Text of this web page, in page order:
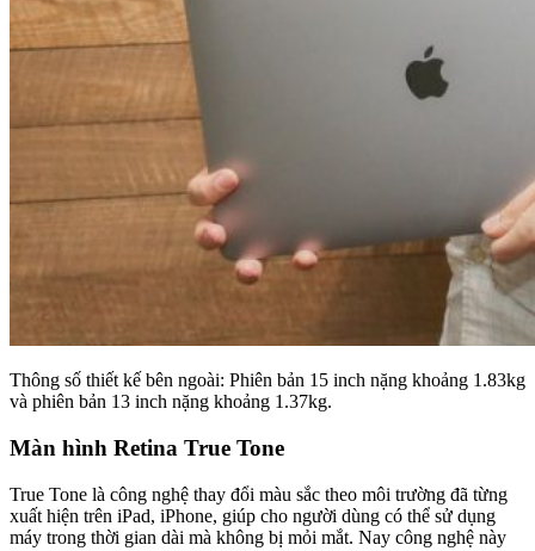
Thông số thiết kế bên ngoài: Phiên bản 15 inch nặng khoảng 1.83kg
và phiên bản 13 inch nặng khoảng 1.37kg.
Màn hình Retina True Tone
True Tone là công nghệ thay đổi màu sắc theo môi trường đã từng
xuất hiện trên iPad, iPhone, giúp cho người dùng có thể sử dụng
máy trong thời gian dài mà không bị mỏi mắt. Nay công nghệ này